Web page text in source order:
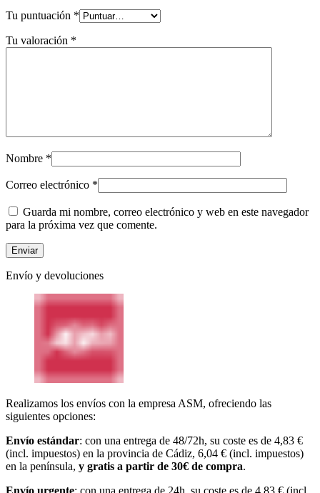
Tu puntuación *
Tu valoración *
Nombre *
Correo electrónico *
Guarda mi nombre, correo electrónico y web en este navegador
para la próxima vez que comente.
Envío y devoluciones
Realizamos los envíos con la empresa ASM, ofreciendo las
siguientes opciones:
Envío estándar: con una entrega de 48/72h, su coste es de 4,83 €
(incl. impuestos) en la provincia de Cádiz, 6,04 € (incl. impuestos)
en la península, y gratis a partir de 30€ de compra.
Envío urgente: con una entrega de 24h, su coste es de 4,83 € (incl.